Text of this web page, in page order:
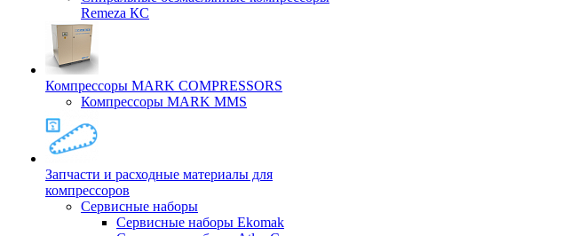
Remeza КС
Компрессоры MARK COMPRESSORS
Компрессоры MARK MMS
Запчасти и расходные материалы для
компрессоров
Cервисные наборы
Сервисные наборы Ekomak